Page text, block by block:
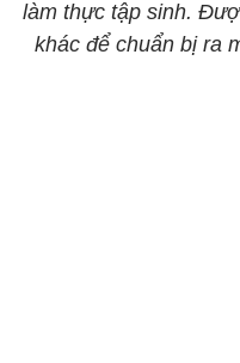
làm thực tập sinh.
khác để chuẩn bị ra